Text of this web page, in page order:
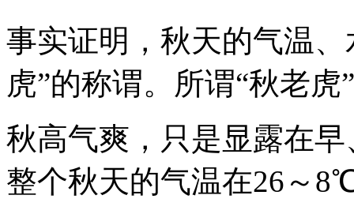
事实证明，秋天的气温
虎”的称谓。所谓“秋老
秋高气爽，只是显露在
整个秋天的气温在26～